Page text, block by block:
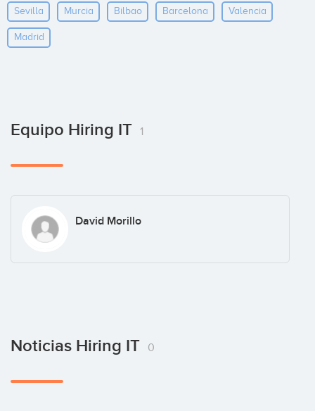
Sevilla Murcia Bilbao Barcelona Valencia
Madrid
Equipo Hiring IT 1
David Morillo
Noticias Hiring IT 0